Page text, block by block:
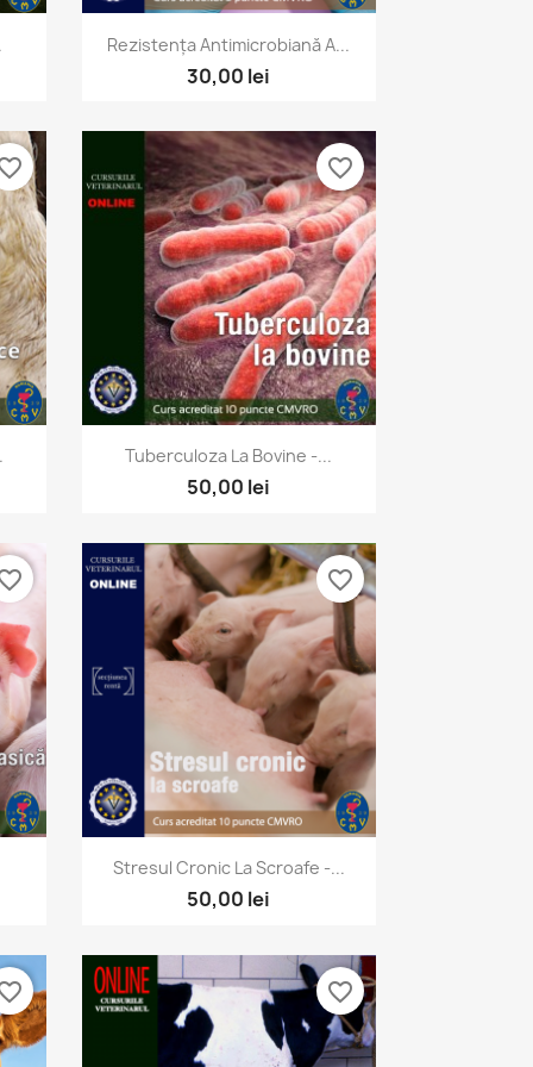
Vizualizare rapida
Rezistența Antimicrobiană A...
30,00 lei
Vizualizare rapida
Tuberculoza La Bovine -...
50,00 lei
favorite_border
Vizualizare rapida
Stresul Cronic La Scroafe -...
50,00 lei
favorite_border
favorite_border